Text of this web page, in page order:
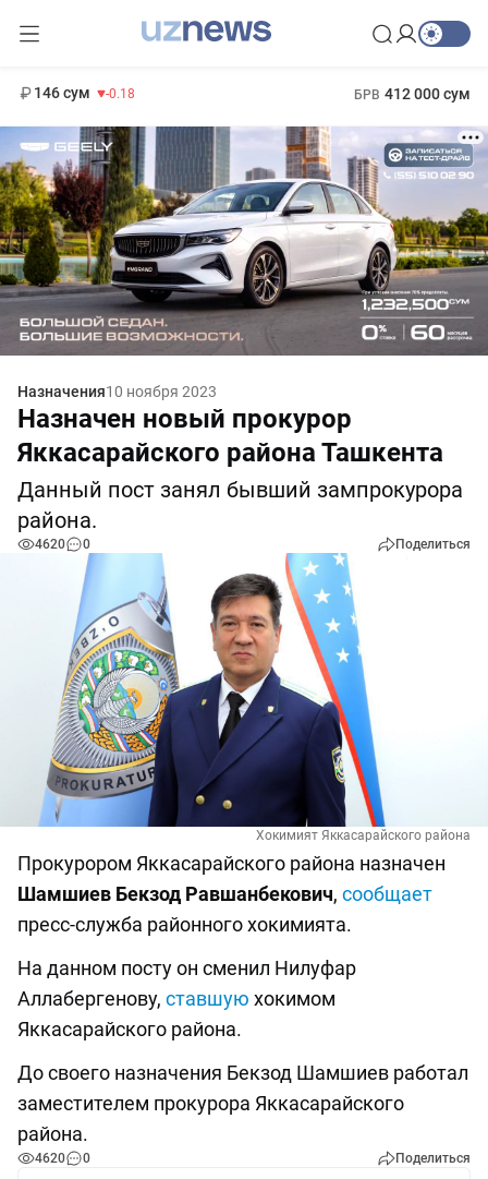
146 сум -0.18 БРВ 412 000 сум
Назначения10 ноября 2023
Назначен новый прокурор
Яккасарайского района Ташкента
Данный пост занял бывший зампрокурора
района.
4620 0 Поделиться
Хокимият Яккасарайского района
Прокурором Яккасарайского района назначен
Шамшиев Бекзод Равшанбекович, сообщает
пресс-служба районного хокимията.
На данном посту он сменил Нилуфар
Аллабергенову, ставшую хокимом
Яккасарайского района.
До своего назначения Бекзод Шамшиев работал
заместителем прокурора Яккасарайского
района.
4620 0 Поделиться